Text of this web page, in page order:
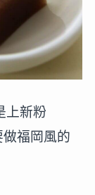
上新粉
做福岡風的